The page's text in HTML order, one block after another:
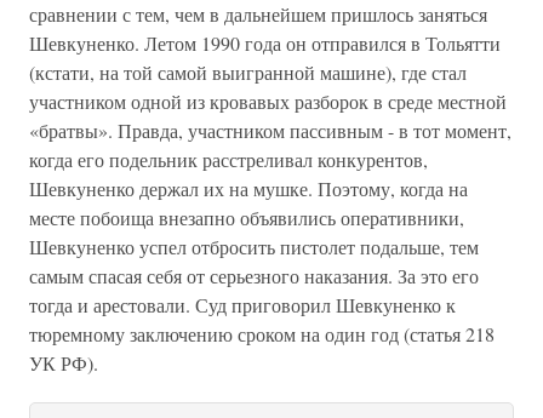
сравнении с тем, чем в дальнейшем пришлось заняться
Шевкуненко. Летом 1990 года он отправился в Тольятти
(кстати, на той самой выигранной машине), где стал
участником одной из кровавых разборок в среде местной
«братвы». Правда, участником пассивным - в тот момент,
когда его подельник расстреливал конкурентов,
Шевкуненко держал их на мушке. Поэтому, когда на
месте побоища внезапно объявились оперативники,
Шевкуненко успел отбросить пистолет подальше, тем
самым спасая себя от серьезного наказания. За это его
тогда и арестовали. Суд приговорил Шевкуненко к
тюремному заключению сроком на один год (статья 218
УК РФ).